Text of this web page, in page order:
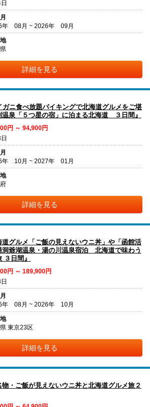
年 08月 ~ 2026年 09月
詳細を見る
ガニ食べ放題バイキングで北海道グルメをご堪
泉「５つ星の宿」に泊まる北海道 ３日間』
円 ～ 94,900円
年 10月 ~ 2027年 01月
詳細を見る
グルメ「ご飯の見えないウニ丼」や「函館活
爺湖温泉・湯の川温泉宿泊 北海道で味わう
日間』
円 ～ 189,900円
年 08月 ~ 2026年 10月
東京23区
詳細を見る
物・ご飯が見えないウニ丼と北海道グルメ旅２